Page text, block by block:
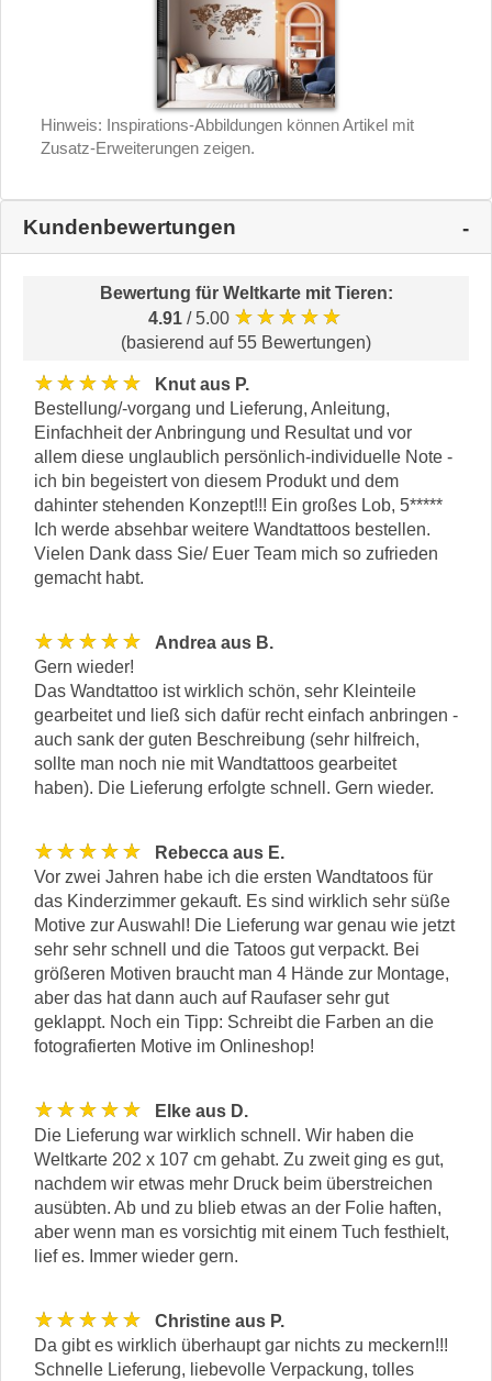
Hinweis: Inspirations-Abbildungen können Artikel mit
Zusatz-Erweiterungen zeigen.
Kundenbewertungen
Bewertung für Weltkarte mit Tieren:
4.91 / 5.00 ★★★★★
(basierend auf 55 Bewertungen)
★★★★★
Knut aus P.
Bestellung/-vorgang und Lieferung, Anleitung,
Einfachheit der Anbringung und Resultat und vor
allem diese unglaublich persönlich-individuelle Note -
ich bin begeistert von diesem Produkt und dem
dahinter stehenden Konzept!!! Ein großes Lob, 5*****
Ich werde absehbar weitere Wandtattoos bestellen.
Vielen Dank dass Sie/ Euer Team mich so zufrieden
gemacht habt.
★★★★★
Andrea aus B.
Gern wieder!
Das Wandtattoo ist wirklich schön, sehr Kleinteile
gearbeitet und ließ sich dafür recht einfach anbringen -
auch sank der guten Beschreibung (sehr hilfreich,
sollte man noch nie mit Wandtattoos gearbeitet
haben). Die Lieferung erfolgte schnell. Gern wieder.
★★★★★
Rebecca aus E.
Vor zwei Jahren habe ich die ersten Wandtatoos für
das Kinderzimmer gekauft. Es sind wirklich sehr süße
Motive zur Auswahl! Die Lieferung war genau wie jetzt
sehr sehr schnell und die Tatoos gut verpackt. Bei
größeren Motiven braucht man 4 Hände zur Montage,
aber das hat dann auch auf Raufaser sehr gut
geklappt. Noch ein Tipp: Schreibt die Farben an die
fotografierten Motive im Onlineshop!
★★★★★
Elke aus D.
Die Lieferung war wirklich schnell. Wir haben die
Weltkarte 202 x 107 cm gehabt. Zu zweit ging es gut,
nachdem wir etwas mehr Druck beim überstreichen
ausübten. Ab und zu blieb etwas an der Folie haften,
aber wenn man es vorsichtig mit einem Tuch festhielt,
lief es. Immer wieder gern.
★★★★★
Christine aus P.
Da gibt es wirklich überhaupt gar nichts zu meckern!!!
Schnelle Lieferung, liebevolle Verpackung, tolles